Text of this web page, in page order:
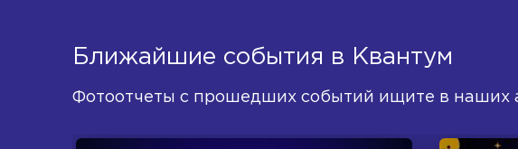
Ближайшие события в Квантум
Фотоотчеты с прошедших событий ищите в наших